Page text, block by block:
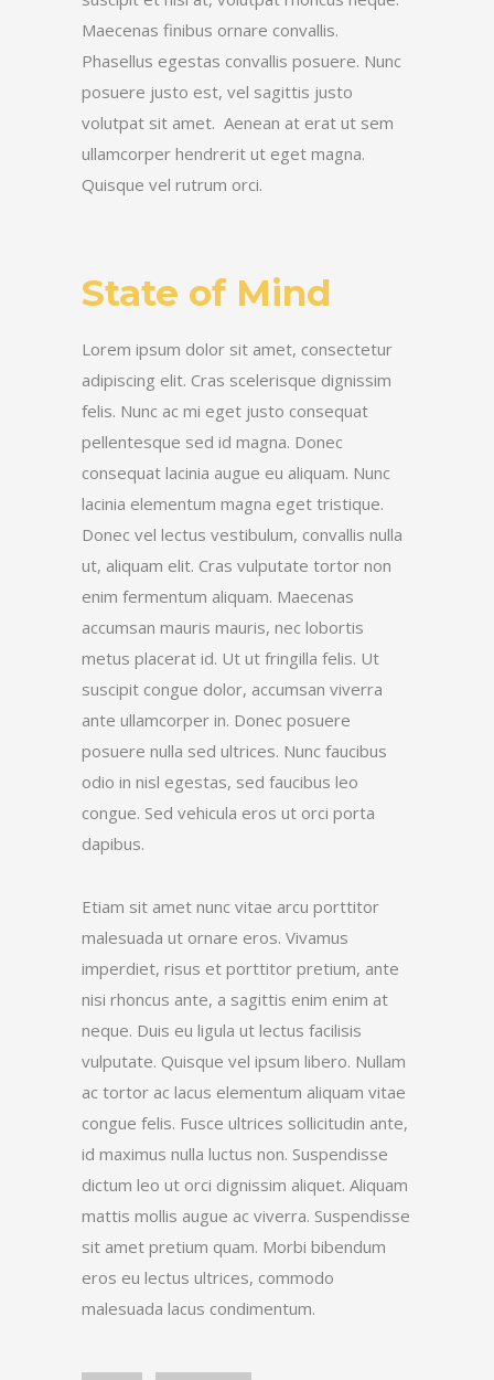
Maecenas finibus ornare convallis.
Phasellus egestas convallis posuere. Nunc
posuere justo est, vel sagittis justo
volutpat sit amet. Aenean at erat ut sem
ullamcorper hendrerit ut eget magna.
Quisque vel rutrum orci.
State of Mind
Lorem ipsum dolor sit amet, consectetur
adipiscing elit. Cras scelerisque dignissim
felis. Nunc ac mi eget justo consequat
pellentesque sed id magna. Donec
consequat lacinia augue eu aliquam. Nunc
lacinia elementum magna eget tristique.
Donec vel lectus vestibulum, convallis nulla
ut, aliquam elit. Cras vulputate tortor non
enim fermentum aliquam. Maecenas
accumsan mauris mauris, nec lobortis
metus placerat id. Ut ut fringilla felis. Ut
suscipit congue dolor, accumsan viverra
ante ullamcorper in. Donec posuere
posuere nulla sed ultrices. Nunc faucibus
odio in nisl egestas, sed faucibus leo
congue. Sed vehicula eros ut orci porta
dapibus.
Etiam sit amet nunc vitae arcu porttitor
malesuada ut ornare eros. Vivamus
imperdiet, risus et porttitor pretium, ante
nisi rhoncus ante, a sagittis enim enim at
neque. Duis eu ligula ut lectus facilisis
vulputate. Quisque vel ipsum libero. Nullam
ac tortor ac lacus elementum aliquam vitae
congue felis. Fusce ultrices sollicitudin ante,
id maximus nulla luctus non. Suspendisse
dictum leo ut orci dignissim aliquet. Aliquam
mattis mollis augue ac viverra. Suspendisse
sit amet pretium quam. Morbi bibendum
eros eu lectus ultrices, commodo
malesuada lacus condimentum.